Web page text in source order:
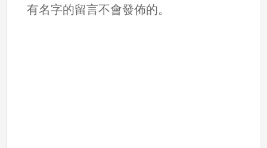
有名字的留言不會發佈的。